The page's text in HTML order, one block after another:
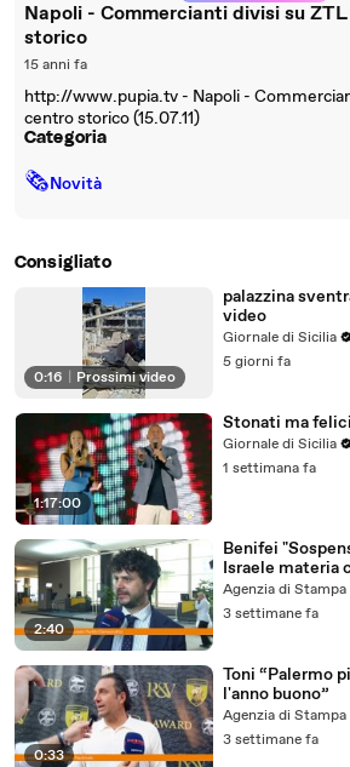
Napoli - Commercianti divisi su
storico
15 anni fa
http://www.pupia.tv - Napoli -
centro storico (15.07.11)
Categoria
🗞Novità
Consigliato
0:16 Prossimi video
palazzina
video
Giornale di Sicilia
5 giorni fa
1:17:00
Stonati ma
Giornale di Sicilia
1 settimana fa
2:40
Benifei
Israele materia
maggioranza"
Agenzia di Stampa
3 settimane fa
0:33
Toni “Palermo
l'anno buono”
Agenzia di Stampa
3 settimane fa